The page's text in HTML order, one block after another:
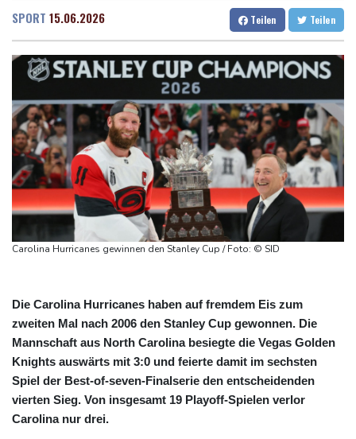
Dresden
Wien
27 °C
Baden-Baden
25 °C
Taifun "Dolphin": Flugausfälle, Evakuierung und höchste
Lionel Messi trauert um Vater und langjährigen Manager Jorge
DAK-Analyse: ADHS-Neudiagnosen bei Kindern deutlich
gestiegen
Sohn: Krebs von Ex-Präsident Biden hat sich ausgebreitet und
Metastasen gebildet
Iran stellt harte Bedingungen für Öffnung der Straße von
Hormus
Trauerflor und Schweigeminute: Inter Miami trauert mit Messi
SPORT 15.06.2026 Teilen Teilen
Carolina Hurricanes gewinnen den Stanley Cup / Foto: © SID
Die Carolina Hurricanes haben auf fremdem Eis zum
zweiten Mal nach 2006 den Stanley Cup gewonnen. Die
Mannschaft aus North Carolina besiegte die Vegas Golden
Knights auswärts mit 3:0 und feierte damit im sechsten
Spiel der Best-of-seven-Finalserie den entscheidenden
vierten Sieg. Von insgesamt 19 Playoff-Spielen verlor
Carolina nur drei.